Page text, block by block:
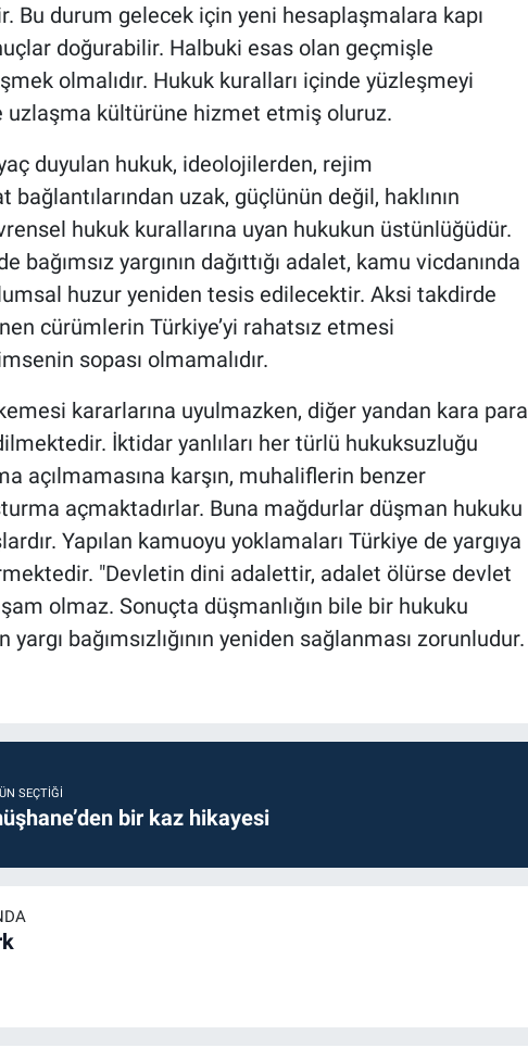
Bu durum gelecek için yeni hesaplaşmalara kapı
doğurabilir. Halbuki esas olan geçmişle
olmalıdır. Hukuk kuralları içinde yüzleşmeyi
kültürüne hizmet etmiş oluruz.
duyulan hukuk, ideolojilerden, rejim
bağlantılarından uzak, güçlünün değil, haklının
hukuk kurallarına uyan hukukun üstünlüğüdür.
bağımsız yargının dağıttığı adalet, kamu vicdanında
huzur yeniden tesis edilecektir. Aksi takdirde
cürümlerin Türkiye’yi rahatsız etmesi
sopası olmamalıdır.
kararlarına uyulmazken, diğer yandan kara para
İktidar yanlıları her türlü hukuksuzluğu
açılmamasına karşın, muhaliflerin benzer
açmaktadırlar. Buna mağdurlar düşman hukuku
Yapılan kamuoyu yoklamaları Türkiye de yargıya
"Devletin dini adalettir, adalet ölürse devlet
olmaz. Sonuçta düşmanlığın bile bir hukuku
bağımsızlığının yeniden sağlanması zorunludur.
SEÇTIĞI
bir kaz hikayesi